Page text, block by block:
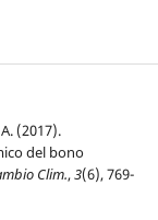
(2017).
del bono
Clim.,3(6), 769-